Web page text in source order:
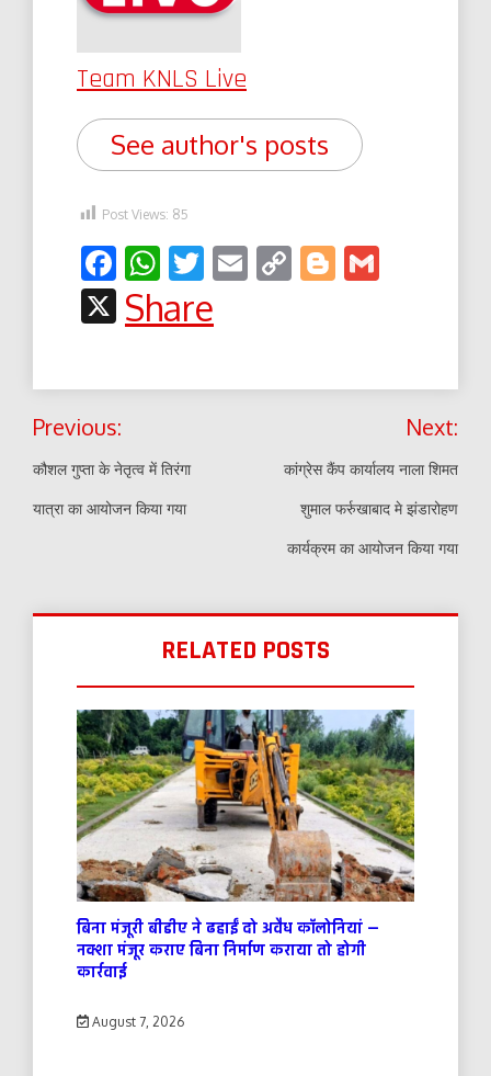
Team KNLS Live
See author's posts
Post Views: 85
Facebook
WhatsApp
Twitter
EmailCopyBlogger
X
Share
Post
navigation
Previous:
कौशल गुप्ता के नेतृत्व में तिरंगा
यात्रा का आयोजन किया गया
Next:
कांग्रेस कैंप कार्यालय नाला शिमत
शुमाल फर्रुखाबाद मे झंडारोहण
कार्यक्रम का आयोजन किया गया
RELATED POSTS
बिना मंजूरी बीडीए ने ढहाईं दो अवैध कॉलोनियां —
नक्शा मंजूर कराए बिना निर्माण कराया तो होगी
कार्रवाई
August 7, 2026